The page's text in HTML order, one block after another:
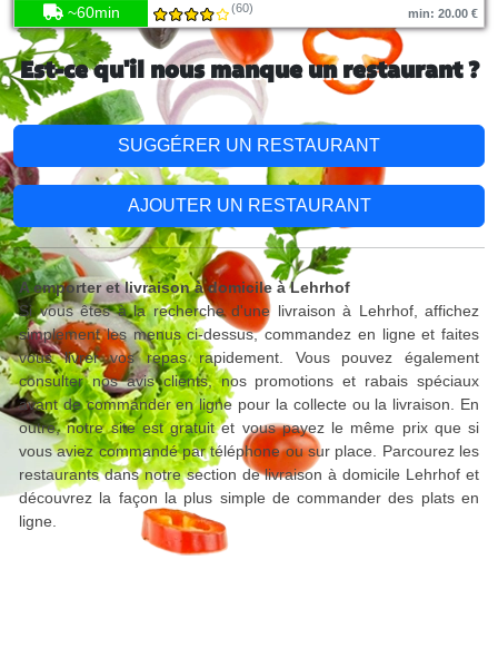
~60min (60) min: 20.00 €
Est-ce qu'il nous manque un restaurant ?
SUGGÉRER UN RESTAURANT
AJOUTER UN RESTAURANT
A emporter et livraison à domicile à Lehrhof
Si vous êtes à la recherche d'une livraison à Lehrhof, affichez
simplement les menus ci-dessus, commandez en ligne et faites
vous livrer vos repas rapidement. Vous pouvez également
consulter nos avis clients, nos promotions et rabais spéciaux
avant de commander en ligne pour la collecte ou la livraison. En
outre, notre site est gratuit et vous payez le même prix que si
vous aviez commandé par téléphone ou sur place. Parcourez les
restaurants dans notre section de livraison à domicile Lehrhof et
découvrez la façon la plus simple de commander des plats en
ligne.